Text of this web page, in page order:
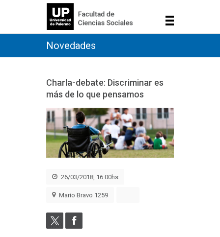
Novedades
Charla-debate: Discriminar es
más de lo que pensamos
26/03/2018, 16:00hs
Mario Bravo 1259